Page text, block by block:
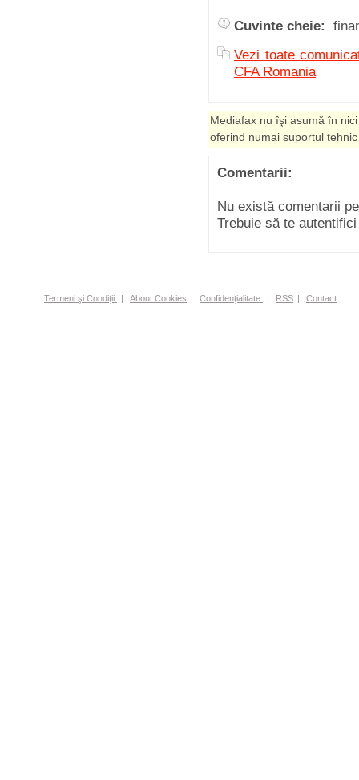
Cuvinte cheie:
Vezi toate
CFA Romania
Mediafax nu îşi asumă în
oferind numai suportul
Comentarii:
Nu există comentarii
Trebuie să te
Termeni şi Condiţii | About Cookies | Confidenţialitate | RSS | Contact